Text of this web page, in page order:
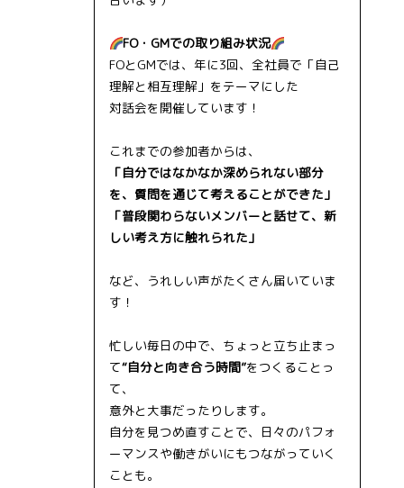
FO・GMでの取り組み状況
FOとGMでは、年に3回、全社員で「自己
理解と相互理解」をテーマにした
対話会を開催しています！
これまでの参加者からは、
「自分ではなかなか深められない部分
を、質問を通じて考えることができた」
「普段関わらないメンバーと話せて、新
しい考え方に触れられた」
など、うれしい声がたくさん届いていま
す！
忙しい毎日の中で、ちょっと立ち止まっ
て“自分と向き合う時間”をつくることっ
て、
意外と大事だったりします。
自分を見つめ直すことで、日々のパフォ
ーマンスや働きがいにもつながっていく
ことも。